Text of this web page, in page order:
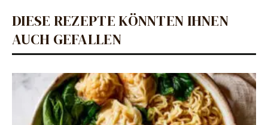
DIESE REZEPTE KÖNNTEN IHNEN
AUCH GEFALLEN